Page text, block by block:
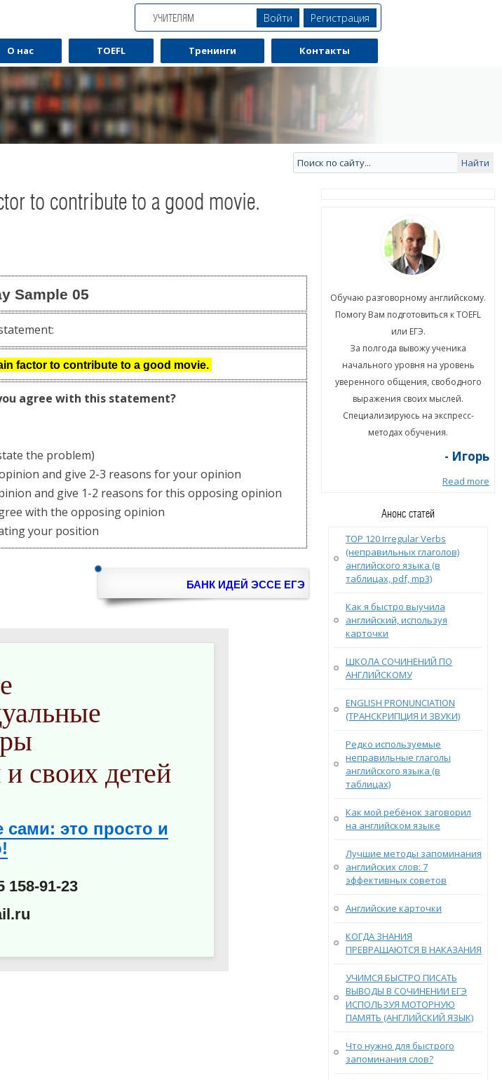
УЧИТЕЛЯМ Войти Регистрация
О нас TOEFL Тренинги Контакты
to contribute to a good movie.
Sample 05
factor to contribute to a good movie.
agree with this statement?
the problem)
and give 2-3 reasons for your opinion
and give 1-2 reasons for this opposing opinion
with the opposing opinion
your position
БАНК ИДЕЙ ЭССЕ ЕГЭ
и своих детей
сами: это просто и
158-91-23
разговорному английскому.
Вам подготовиться к TOEFL
или ЕГЭ.
За полгода вывожу ученика
начального уровня на уровень
общения, свободного
выражения своих мыслей.
Read more
Обучаю разговорному английскому.
Помогу Вам подготовиться к TOEFL
За полгода вывожу ученика
начального уровня на уровень
уверенного общения, свободного
- Игорь
Read more
Обучаю разговорному английскому.
Помогу Вам подготовиться к TOEFL
или ЕГЭ.
За полгода вывожу ученика
начального уровня на уровень
уверенного общения, свободного
выражения своих мыслей.
Специализируюсь на экспресс-
методах обучения.
- Игорь
Read more
Анонс статей
TOP 120 Irregular Verbs
(неправильных глаголов)
английского языка (в
таблицах, pdf, mp3)
Как я быстро выучила
английский, используя
карточки
ШКОЛА СОЧИНЕНИЙ ПО
АНГЛИЙСКОМУ
ENGLISH PRONUNCIATION
(ТРАНСКРИПЦИЯ И ЗВУКИ)
Редко используемые
неправильные глаголы
английского языка (в
таблицах)
Как мой ребёнок заговорил
на английском языке
Лучшие методы запоминания
английских слов: 7
эффективных советов
Английские карточки
КОГДА ЗНАНИЯ
ПРЕВРАЩАЮТСЯ В НАКАЗАНИЯ
УЧИМСЯ БЫСТРО ПИСАТЬ
ВЫВОДЫ В СОЧИНЕНИИ ЕГЭ
ИСПОЛЬЗУЯ МОТОРНУЮ
ПАМЯТЬ (АНГЛИЙСКИЙ ЯЗЫК)
Что нужно для быстрого
запоминания слов?